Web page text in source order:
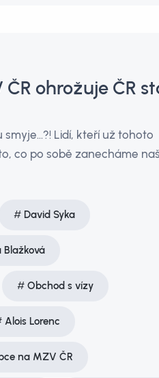
ohrožuje ČR
Lidí, kteří už tohoto
co po sobě zanecháme
David Syka
Blažková
Obchod s vízy
Alois Lorenc
na MZV ČR